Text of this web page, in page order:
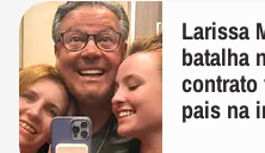
Larissa
batalha
pais na